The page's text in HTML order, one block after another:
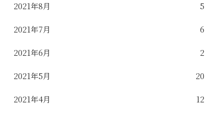
2021年8月 5
2021年7月 6
2021年6月 2
2021年5月 20
2021年4月 12